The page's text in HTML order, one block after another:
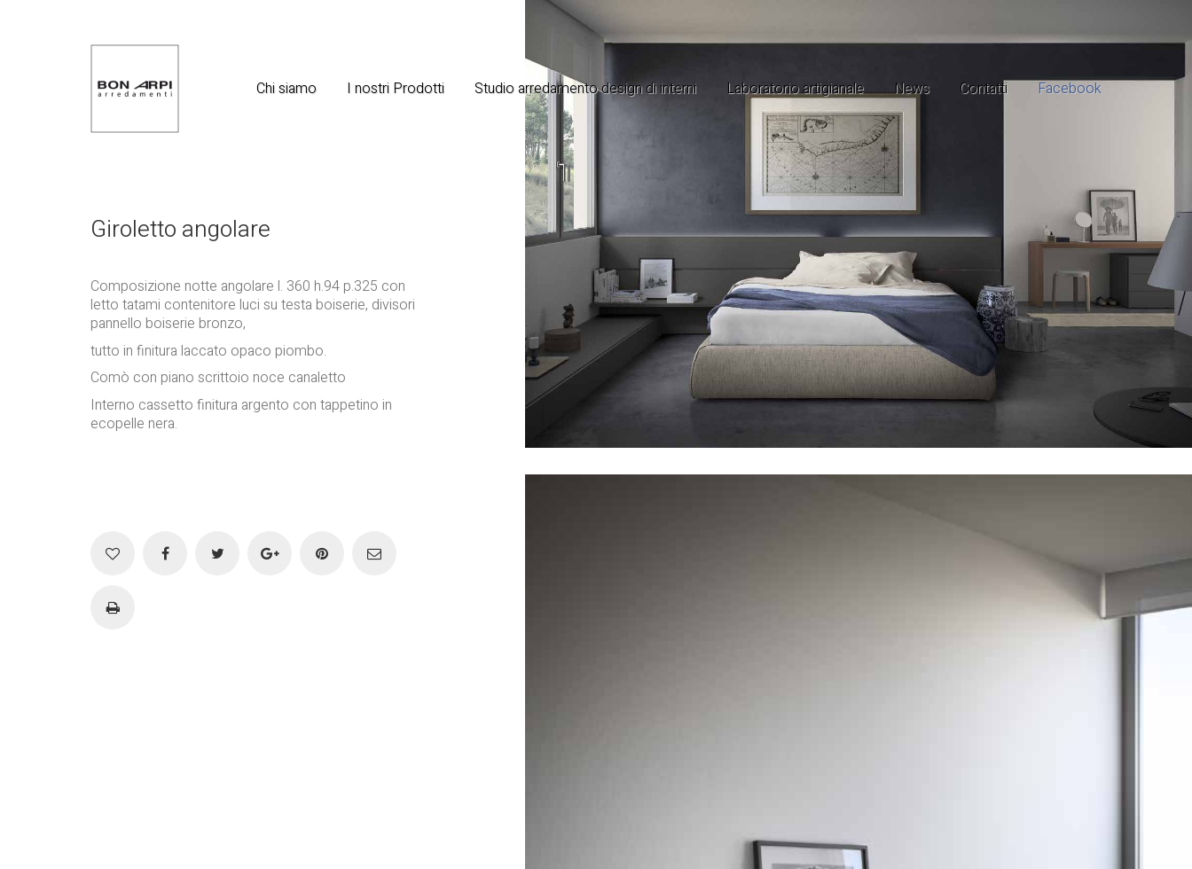
Chi siamo I nostri Prodotti Studio arredamento design di interni Laboratorio artigianale News Contatti Facebook
Giroletto angolare
Composizione notte angolare l. 360 h.94 p.325 con
letto tatami contenitore luci su testa boiserie, divisori
pannello boiserie bronzo,
tutto in finitura laccato opaco piombo.
Comò con piano scrittoio noce canaletto
Interno cassetto finitura argento con tappetino in
ecopelle nera.